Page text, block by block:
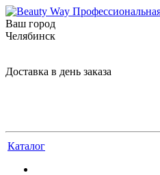
Ваш город
Челябинск
Доставка в день заказа
Каталог